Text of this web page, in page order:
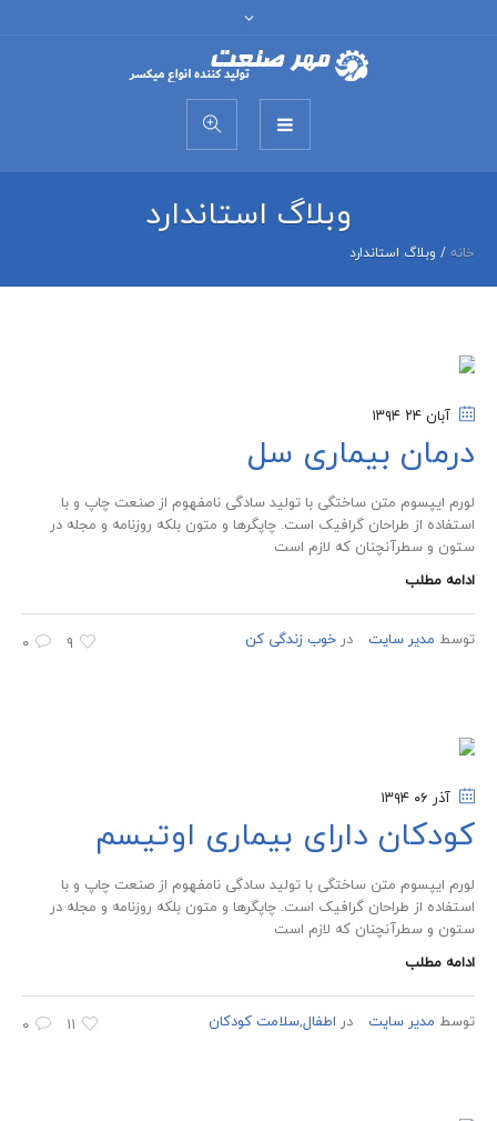
وبلاگ استاندارد
خانه/ وبلاگ استاندارد
آبان ۲۴
درمان بیماری سل
لورم ایپسوم متن ساختگی با تولید سادگی نامفهوم از صنعت چاپ و با
استفاده از طراحان گرافیک است. چاپگرها و متون بلکه روزنامه و مجله در
ستون و سطرآنچنان که لازم است
ادامه مطلب
توسط مدیر سایت در خوب زندگی کن ۹ ۰
آذر ۰۶
کودکان دارای بیماری اوتیسم
لورم ایپسوم متن ساختگی با تولید سادگی نامفهوم از صنعت چاپ و با
استفاده از طراحان گرافیک است. چاپگرها و متون بلکه روزنامه و مجله در
ستون و سطرآنچنان که لازم است
ادامه مطلب
توسط مدیر سایت در اطفال,سلامت کودکان ۱۱ ۰